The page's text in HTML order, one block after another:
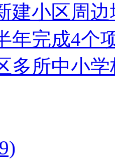
建小区周
年完成4个
多所中小